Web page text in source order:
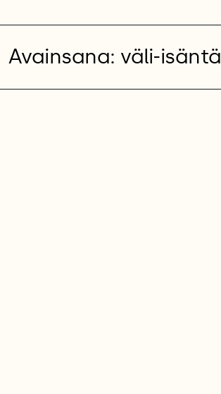
Avainsana: väli-isäntä